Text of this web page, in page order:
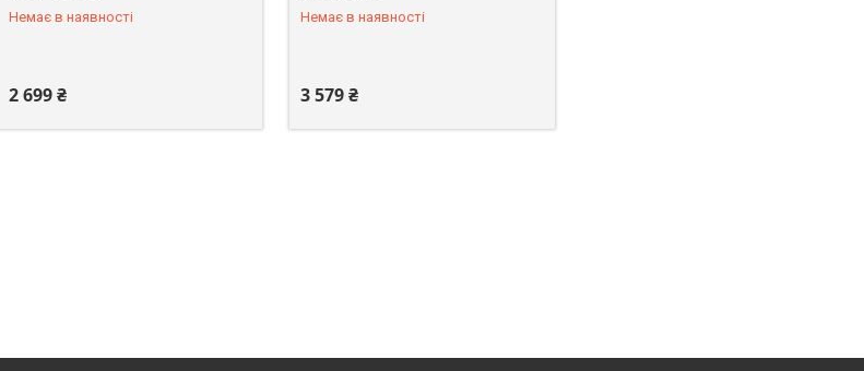
Немає в наявності
2 699 ₴
+380 (67) 669-92-15
Немає в наявності
3 579 ₴
+380 (67) 669-92-15